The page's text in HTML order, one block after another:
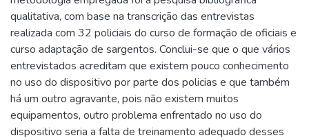
qualitativa, com base na transcrição das entrevistas
realizada com 32 policiais do curso de formação de oficiais e
curso adaptação de sargentos. Conclui-se que o que vários
entrevistados acreditam que existem pouco conhecimento
no uso do dispositivo por parte dos policias e que também
há um outro agravante, pois não existem muitos
equipamentos, outro problema enfrentado no uso do
dispositivo seria a falta de treinamento adequado desses